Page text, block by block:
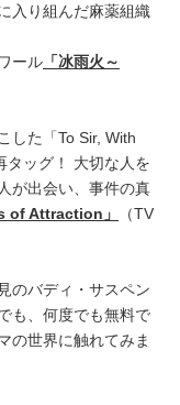
入り組んだ麻薬組織
ール 「冰雨火～
した「To Sir, With
タッグ！ 大切な人を
が出会い、事件の真
of Attraction」
（TV
のバディ・サスペン
も、何度でも無料で
の世界に触れてみま